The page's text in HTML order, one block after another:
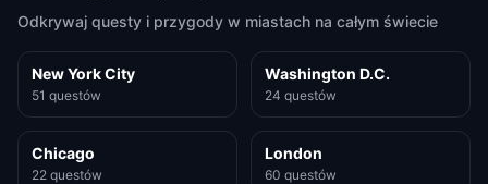
Odkrywaj questy i przygody w miastach na całym świecie
New York City
51 questów
Washington D.C.
24 questów
Chicago
22 questów
London
60 questów